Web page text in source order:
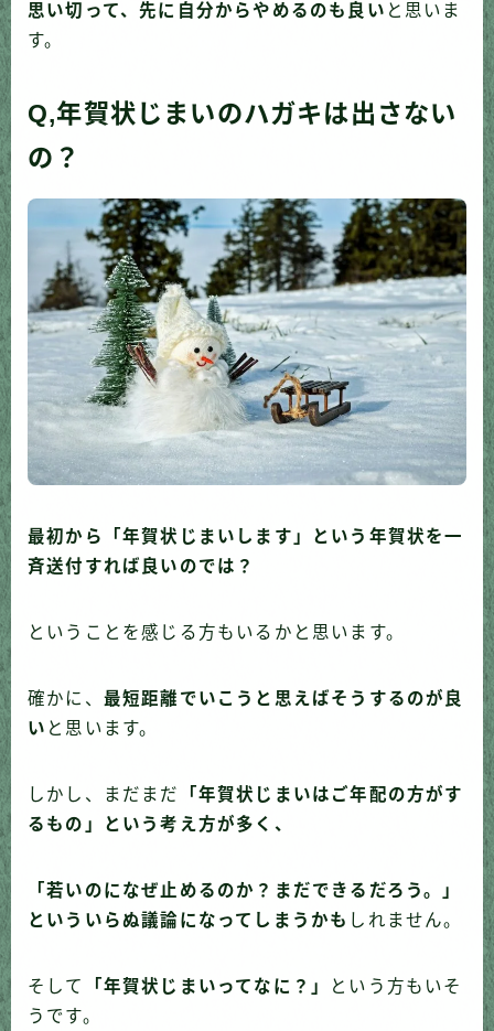
思い切って、先に自分からやめるのも良い と思いま
す。
Q,年賀状じまいのハガキは出さない
の？
最初から「年賀状じまいします」という年賀状を一
斉送付すれば良いのでは？
ということを感じる方もいるかと思います。
確かに、 最短距離でいこうと思えばそうするのが良
い と思います。
しかし、まだまだ
「年賀状じまいはご年配の方がす
るもの」という考え方が多く、
「若いのになぜ止めるのか？まだできるだろう。」
といういらぬ議論になってしまうかも しれません。
そして 「年賀状じまいってなに？」
という方もいそ
うです。